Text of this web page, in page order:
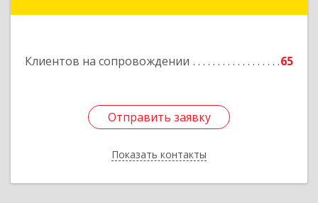
Клиентов на сопровождении 65
Отправить заявку
Показать контакты
Отправить заявку
Назад